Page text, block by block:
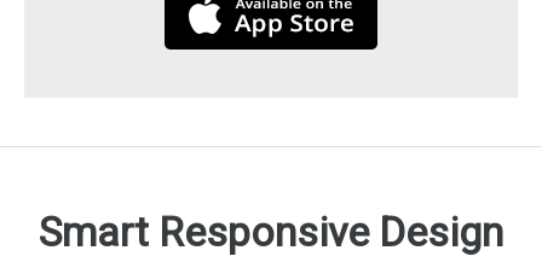
Smart Responsive Design